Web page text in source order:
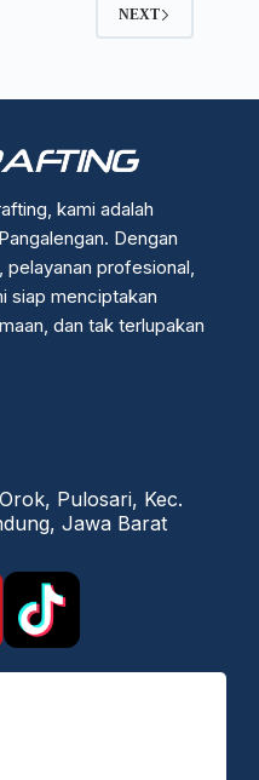
NEXT
kami adalah
Dengan
profesional,
siap menciptakan
dan tak terlupakan
Pulosari, Kec.
Jawa Barat